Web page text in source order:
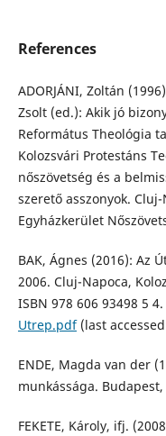
References
ADORJÁNI, Zoltán
Zsolt (ed.): Akik jó
Református Theológia
Kolozsvári Protestáns
nőszövetség és a
szerető asszonyok.
Egyházkerület
BAK, Ágnes (2016): Az
2006. Cluj-Napoca,
ISBN 978 606 93498 5 4.
Utrep.pdf(last
ENDE, Magda van der
munkássága.
FEKETE, Károly, ifj.